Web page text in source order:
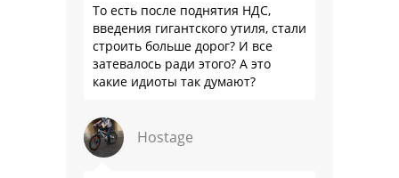
То есть после поднятия НДС,
введения гигантского утиля, стали
строить больше дорог? И все
затевалось ради этого? А это
какие идиоты так думают?
Hostage